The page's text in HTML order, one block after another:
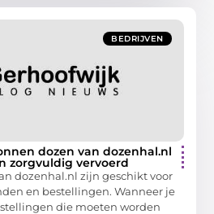
BEDRIJVEN
dozen van dozenhal.nl
zorgvuldig vervoerd
dozenhal.nl zijn geschikt voor
en bestellingen. Wanneer je
die moeten worden